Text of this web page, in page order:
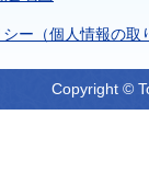
ー（個人情報の取
Copyright ©